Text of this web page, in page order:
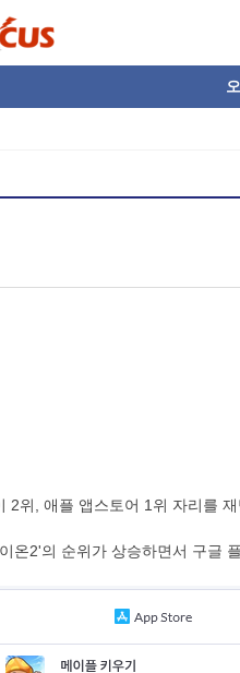
2위, 애플 앱스토어 1위 자리를
온2'의 순위가 상승하면서 구글